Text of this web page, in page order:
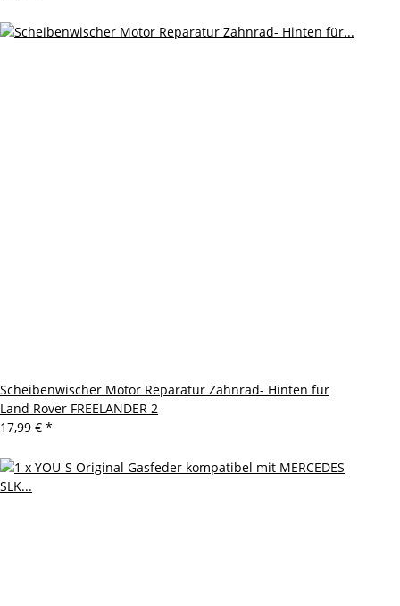
Scheibenwischer Motor Reparatur Zahnrad- Hinten für
Land Rover FREELANDER 2
17,99 € *